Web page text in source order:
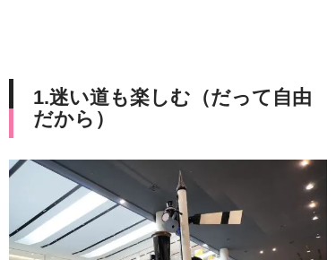
1.迷い道も楽しむ（だって自由
だから）